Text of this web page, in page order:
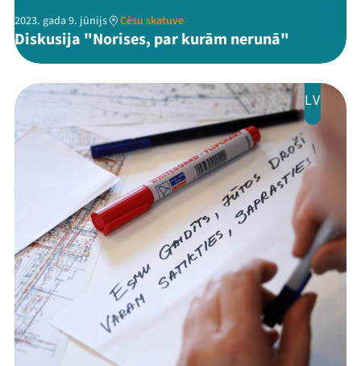
2023. gada 9. jūnijs Cēsu skatuve
Diskusija "Norises, par kurām nerunā"
LV